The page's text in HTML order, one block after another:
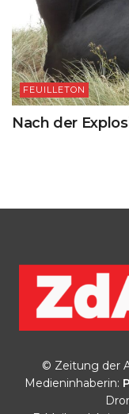
FEUILLETON
Nach der
© Zeitung der
Medieninhaberin: